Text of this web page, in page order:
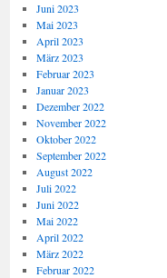
Juni 2023
Mai 2023
April 2023
März 2023
Februar 2023
Januar 2023
Dezember 2022
November 2022
Oktober 2022
September 2022
August 2022
Juli 2022
Juni 2022
Mai 2022
April 2022
März 2022
Februar 2022